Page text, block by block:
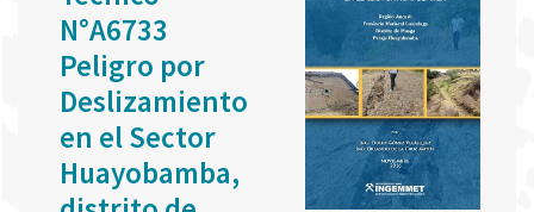
N°A6733
Peligro por
Deslizamiento
en el Sector
Huayobamba,